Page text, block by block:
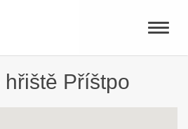
Toggle
Příštpo